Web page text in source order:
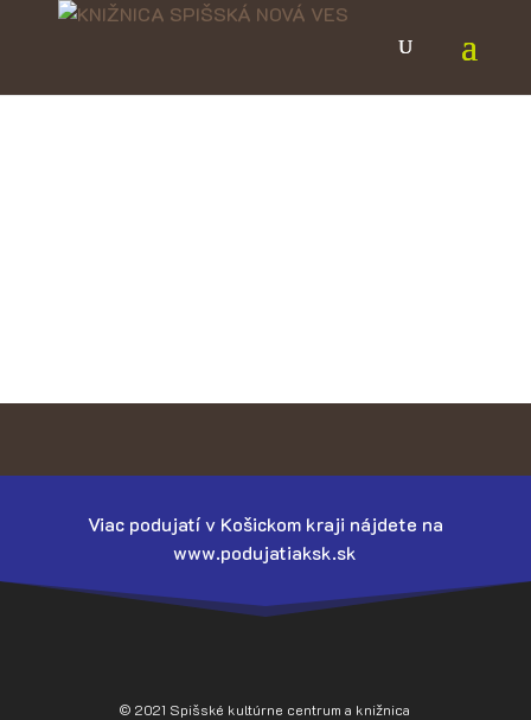
Viac podujatí v Košickom kraji nájdete na
www.podujatiaksk.sk
© 2021 Spišské kultúrne centrum a knižnica